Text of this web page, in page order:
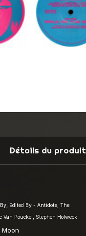
Détails du produit
Edited By - Antidote, The
Poucke , Stephen Holweck
Moon